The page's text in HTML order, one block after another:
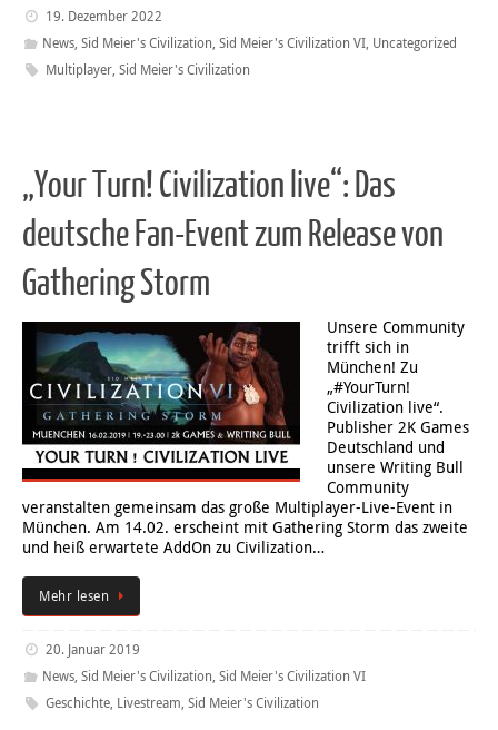
19. Dezember 2022
News, Sid Meier's Civilization, Sid Meier's Civilization VI, Uncategorized
Multiplayer, Sid Meier's Civilization
„Your Turn! Civilization live“: Das
deutsche Fan-Event zum Release von
Gathering Storm
Unsere Community
trifft sich in
München! Zu
„#YourTurn!
Civilization live“.
Publisher 2K Games
Deutschland und
unsere Writing Bull
Community
veranstalten gemeinsam das große Multiplayer-Live-Event in
München. Am 14.02. erscheint mit Gathering Storm das zweite
und heiß erwartete AddOn zu Civilization…
Mehr lesen
20. Januar 2019
News, Sid Meier's Civilization, Sid Meier's Civilization VI
Geschichte, Livestream, Sid Meier's Civilization